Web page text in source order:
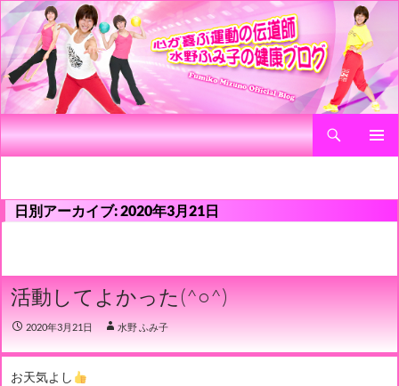
心が喜ぶ運動の伝道師 水野ふみ子の健康ブログ
検
索
コ
ン
ツ
キ
ッ
プ
日別アーカイブ: 2020年3月21日
活動してよかった(^○^)
2020年3月21日 水野 ふみ子
お天気よし